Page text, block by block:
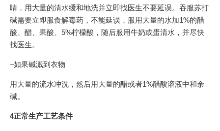
睛，用大量的清水缓和地洗并立即找医生不要延误。吞服苏打
碱需要立即服食解毒药，不能延误，服用大量的水加1%的醋
酸、醋、果酸、5%柠檬酸，随后服用牛奶或蛋清水，并尽快
找医生。
–如果碱溅到衣物
用大量的流水冲洗，然后用大量的醋或者1%醋酸溶液中和余
碱。
4正常生产工艺条件